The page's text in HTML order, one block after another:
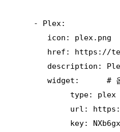
    - Plex:
       icon: plex.png
href: https://
description:
widget:      #
            type: plex
url:
key: